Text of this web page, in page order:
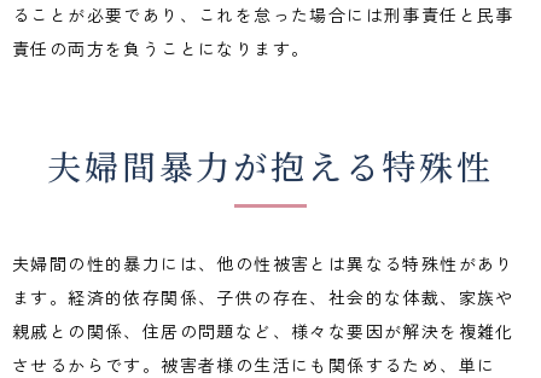
ることが必要であり、これを怠った場合には刑事責任と民事
責任の両方を負うことになります。
夫婦間暴力が抱える特殊性
夫婦間の性的暴力には、他の性被害とは異なる特殊性があり
ます。経済的依存関係、子供の存在、社会的な体裁、家族や
親戚との関係、住居の問題など、様々な要因が解決を複雑化
させるからです。被害者様の生活にも関係するため、単に